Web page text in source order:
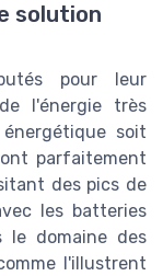
solution
pour leur
l'énergie très
soit
parfaitement
des pics de
les batteries
le domaine des
l'illustrent